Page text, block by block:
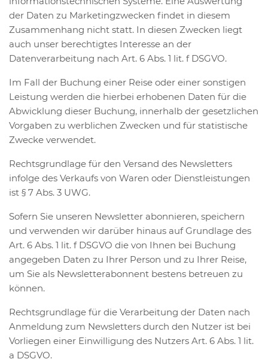
der Daten zu Marketingzwecken findet in diesem
Zusammenhang nicht statt. In diesen Zwecken liegt
auch unser berechtigtes Interesse an der
Datenverarbeitung nach Art. 6 Abs. 1 lit. f DSGVO.
Im Fall der Buchung einer Reise oder einer sonstigen
Leistung werden die hierbei erhobenen Daten für die
Abwicklung dieser Buchung, innerhalb der gesetzlichen
Vorgaben zu werblichen Zwecken und für statistische
Zwecke verwendet.
Rechtsgrundlage für den Versand des Newsletters
infolge des Verkaufs von Waren oder Dienstleistungen
ist § 7 Abs. 3 UWG.
Sofern Sie unseren Newsletter abonnieren, speichern
und verwenden wir darüber hinaus auf Grundlage des
Art. 6 Abs. 1 lit. f DSGVO die von Ihnen bei Buchung
angegeben Daten zu Ihrer Person und zu Ihrer Reise,
um Sie als Newsletterabonnent bestens betreuen zu
können.
Rechtsgrundlage für die Verarbeitung der Daten nach
Anmeldung zum Newsletters durch den Nutzer ist bei
Vorliegen einer Einwilligung des Nutzers Art. 6 Abs. 1 lit.
a DSGVO.